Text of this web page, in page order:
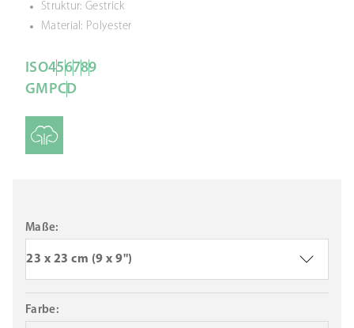
Struktur: Gestrick
Material: Polyester
ISO456789
GMPCD
23 x 23 cm (9 x 9")
Maße:
Farbe: